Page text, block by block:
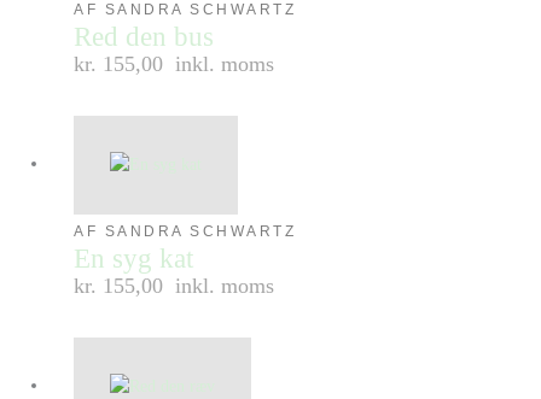
AF SANDRA SCHWARTZ
Red den bus
kr. 155,00 inkl. moms
AF SANDRA SCHWARTZ
En syg kat
kr. 155,00 inkl. moms